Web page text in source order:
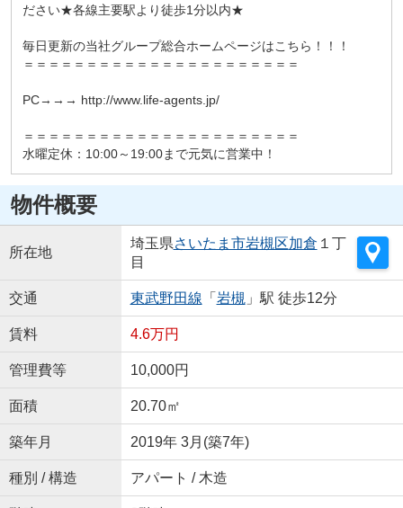
ださい★各線主要駅より徒歩1分以内★
毎日更新の当社グループ総合ホームページはこちら！！！
＝＝＝＝＝＝＝＝＝＝＝＝＝＝＝＝＝＝＝＝＝＝
PC→→→ http://www.life-agents.jp/
＝＝＝＝＝＝＝＝＝＝＝＝＝＝＝＝＝＝＝＝＝＝
水曜定休：10:00～19:00まで元気に営業中！
物件概要
所在地
埼玉県さいたま市岩槻区加倉 １丁
目
交通 東武野田線 「 岩槻 」駅 徒歩12分
賃料 4.6万円
管理費等 10,000円
面積 20.70㎡
築年月 2019年 3月(築7年)
種別 / 構造 アパート / 木造